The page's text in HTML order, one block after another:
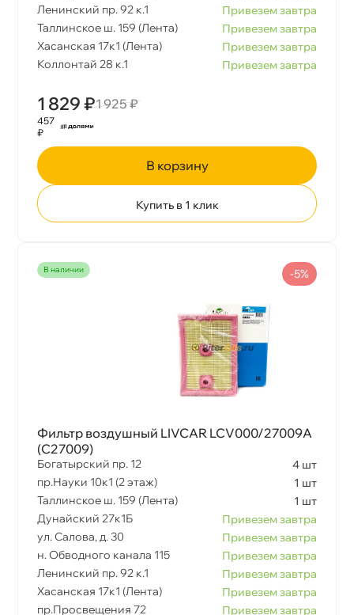
Ленинский пр. 92 к.1
Привезем завтра
Таллинское ш. 159 (Лента)
Привезем завтра
Хасанская 17к1 (Лента)
Привезем завтра
Коллонтай 28 к.1
Привезем завтра
1 829 ₽1 925 ₽
457
₽
корзину
Купить в 1 клик
наличии
Фильтр воздушный LIVCAR LCV000/27009A
(C27009)
Богатырский пр. 12
4 шт
пр.Науки 10к1 (2 этаж)
1 шт
Таллинское ш. 159 (Лента)
1 шт
Дунайский 27к1Б
Привезем завтра
ул. Салова, д. 30
Привезем завтра
н. Обводного канала 115
Привезем завтра
Ленинский пр. 92 к.1
Привезем завтра
Хасанская 17к1 (Лента)
Привезем завтра
пр.Просвещения 72
Привезем завтра
-5%